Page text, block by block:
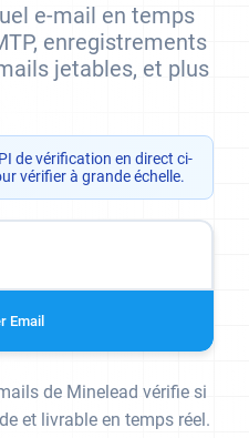
e-mail en temps
enregistrements
jetables, et plus
de vérification en direct ci-
vérifier à grande échelle.
Email
de Minelead vérifie si
et livrable en temps réel.